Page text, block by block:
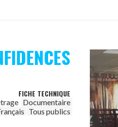
FICHE TECHNIQUE
Documentaire
Tous publics